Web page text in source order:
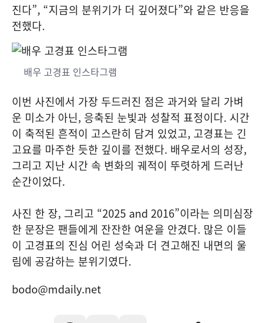
진다”, “지금의 분위기가 더 깊어졌다”와 같은 반응을
전했다.
배우 고경표 인스타그램
이번 사진에서 가장 두드러진 점은 과거와 달리 가벼
운 미소가 아닌, 응축된 눈빛과 성찰적 표정이다. 시간
이 축적된 흔적이 고스란히 담겨 있었고, 고경표는 긴
고요를 마주한 듯한 깊이를 전했다. 배우로서의 성장,
그리고 지난 시간 속 변화의 궤적이 뚜렷하게 드러난
순간이었다.
사진 한 장, 그리고 “2025 and 2016”이라는 의미심장
한 문장은 팬들에게 잔잔한 여운을 안겼다. 많은 이들
이 고경표의 진심 어린 성숙과 더 견고해진 내면의 울
림에 공감하는 분위기였다.
bodo@mdaily.net